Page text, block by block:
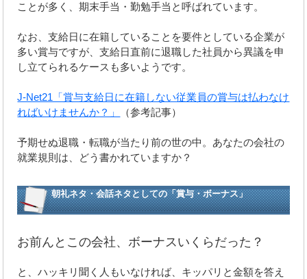
ことが多く、期末手当・勤勉手当と呼ばれています。
なお、支給日に在籍していることを要件としている企業が
多い賞与ですが、支給日直前に退職した社員から異議を申
し立てられるケースも多いようです。
J-Net21「賞与支給日に在籍しない従業員の賞与は払わなけ
ればいけませんか？」
（参考記事）
予期せぬ退職・転職が当たり前の世の中。あなたの会社の
就業規則は、どう書かれていますか？
朝礼ネタ・会話ネタとしての「賞与・ボーナス」
お前んとこの会社、ボーナスいくらだった？
と、ハッキリ聞く人もいなければ、キッパリと金額を答え